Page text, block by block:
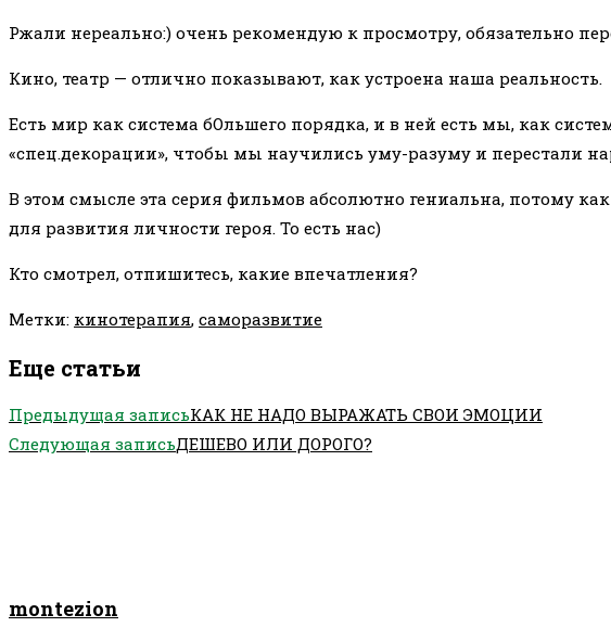
Ржали нереально:) очень рекомендую к просмотру, обязательно
Кино, театр — отлично показывают, как устроена наша реальность.
Есть мир как система бОльшего порядка, и в ней есть мы, как
«спец.декорации», чтобы мы научились уму-разуму и перестали
В этом смысле эта серия фильмов абсолютно гениальна, потому
для развития личности героя. То есть нас)
Кто смотрел, отпишитесь, какие впечатления?
Метки: кинотерапия, саморазвитие
Еще статьи
Предыдущая записьКАК НЕ НАДО ВЫРАЖАТЬ СВОИ ЭМОЦИИ
Следующая записьДЕШЕВО ИЛИ ДОРОГО?
montezion